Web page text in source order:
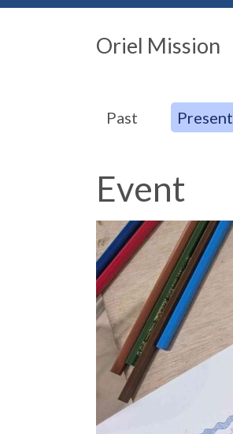
Oriel Mission
Past Present
Event